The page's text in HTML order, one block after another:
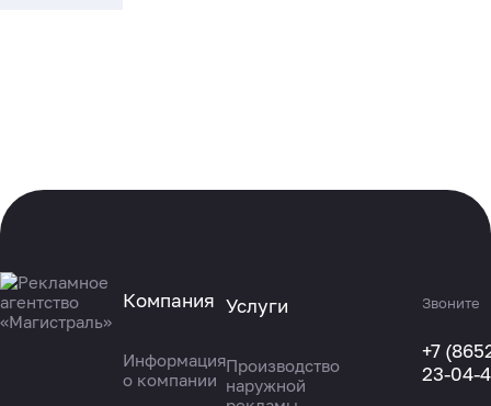
Компания
Информация
о компании
Услуги
Производство
наружной
Звоните
+7
23-04-